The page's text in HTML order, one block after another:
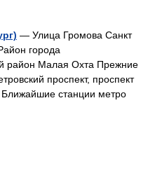
— Улица Громова Санкт
города
район Малая Охта Прежние
проспект, проспект
станции метро